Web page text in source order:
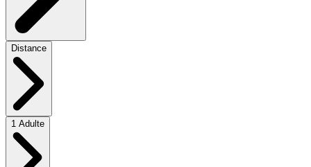
Distance
1 Adulte